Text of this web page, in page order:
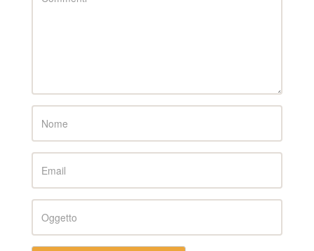
Name
Email
Subject